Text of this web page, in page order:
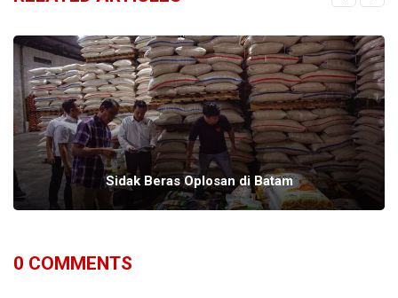
Sidak Beras Oplosan di Batam
0 COMMENTS